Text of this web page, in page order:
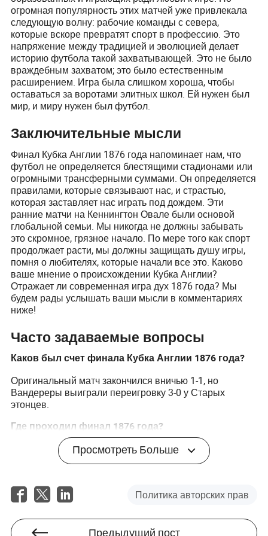
огромная популярность этих матчей уже привлекала
следующую волну: рабочие команды с севера,
которые вскоре превратят спорт в профессию. Это
напряжение между традицией и эволюцией делает
историю футбола такой захватывающей. Это не было
враждебным захватом; это было естественным
расширением. Игра была слишком хороша, чтобы
оставаться за воротами элитных школ. Ей нужен был
мир, и миру нужен был футбол.
Заключительные мысли
Финал Кубка Англии 1876 года напоминает нам, что
футбол не определяется блестящими стадионами или
огромными трансферными суммами. Он определяется
правилами, которые связывают нас, и страстью,
которая заставляет нас играть под дождем. Эти
ранние матчи на Кеннингтон Овале были основой
глобальной семьи. Мы никогда не должны забывать
это скромное, грязное начало. По мере того как спорт
продолжает расти, мы должны защищать душу игры,
помня о любителях, которые начали все это. Каково
ваше мнение о происхождении Кубка Англии?
Отражает ли современная игра дух 1876 года? Мы
будем рады услышать ваши мысли в комментариях
ниже!
Часто задаваемые вопросы
Каков был счет финала Кубка Англии 1876 года?
Оригинальный матч закончился вничью 1-1, но
Вандереры выиграли переигровку 3-0 у Старых
этонцев.
Где проходил финал 1876 года?
И оригинальный матч, и переигровка проходили на
Кеннингтон Овале в Лондоне.
Он помог стандартизировать правила ассоциации
футбола и утвердил Кубок Англии как первоклассное,
престижное соревнование.
Просмотреть Больше
Политика авторских прав
Предыдущий пост